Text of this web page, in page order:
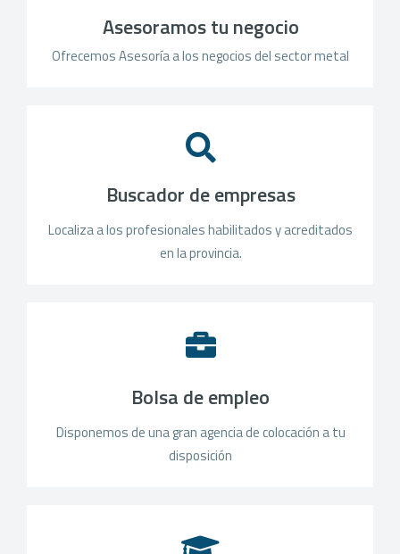
Asesoramos tu negocio
Ofrecemos Asesoría a los negocios del sector metal
Buscador de empresas
Localiza a los profesionales habilitados y acreditados
en la provincia.
Bolsa de empleo
Disponemos de una gran agencia de colocación a tu
disposición